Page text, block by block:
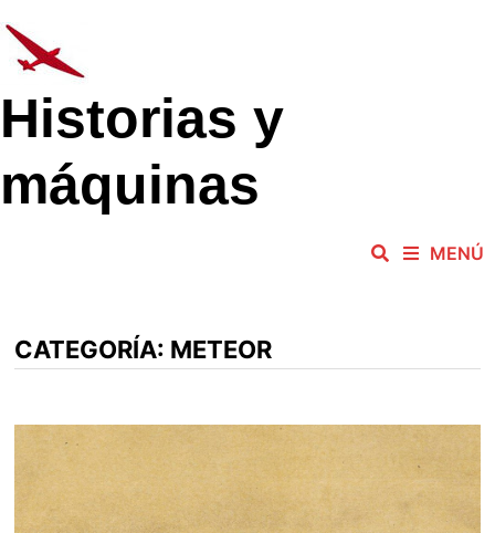
al
contenido
Historias y
máquinas
MENÚ
CATEGORÍA: METEOR